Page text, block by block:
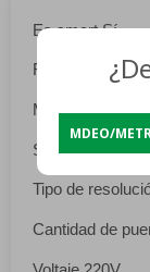
Es smart Sí
Resolución
Modelo XI-
Sistema
Tipo de
Cantidad de
MDEO/